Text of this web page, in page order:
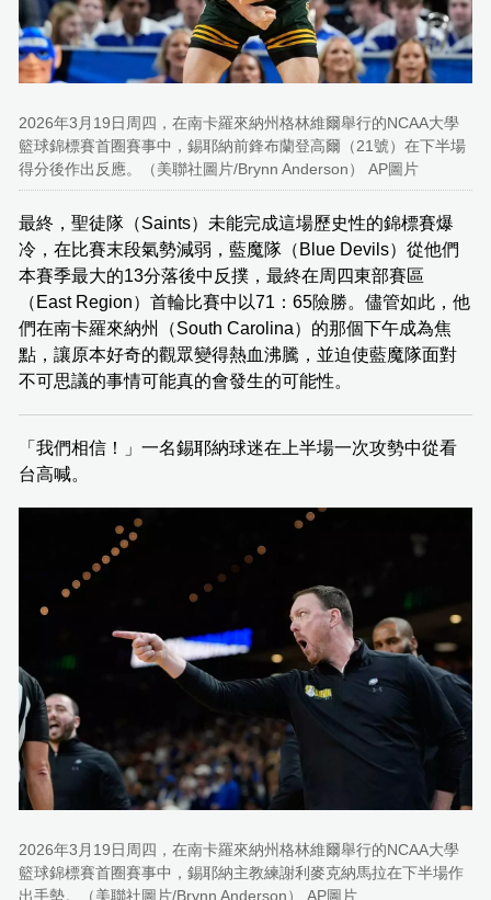
2026年3月19日周四，在南卡羅來納州格林維爾舉行的NCAA大學
籃球錦標賽首圈賽事中，錫耶納前鋒布蘭登高爾（21號）在下半場
得分後作出反應。（美聯社圖片/Brynn Anderson） AP圖片
最終，聖徒隊（Saints）未能完成這場歷史性的錦標賽爆
冷，在比賽末段氣勢減弱，藍魔隊（Blue Devils）從他們
本賽季最大的13分落後中反撲，最終在周四東部賽區
（East Region）首輪比賽中以71：65險勝。儘管如此，他
們在南卡羅來納州（South Carolina）的那個下午成為焦
點，讓原本好奇的觀眾變得熱血沸騰，並迫使藍魔隊面對
不可思議的事情可能真的會發生的可能性。
「我們相信！」一名錫耶納球迷在上半場一次攻勢中從看
台高喊。
2026年3月19日周四，在南卡羅來納州格林維爾舉行的NCAA大學
籃球錦標賽首圈賽事中，錫耶納主教練謝利麥克納馬拉在下半場作
出手勢。（美聯社圖片/Brynn Anderson） AP圖片